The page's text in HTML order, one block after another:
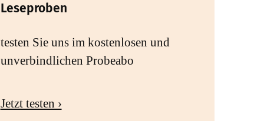
Leseproben
testen Sie uns im kostenlosen und
unverbindlichen Probeabo
Jetzt testen ›